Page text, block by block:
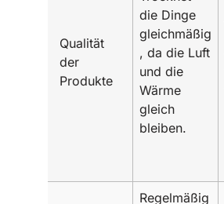
Qualität
der
Produkte
die Dinge
gleichmäßig
, da die Luft
und die
Wärme
gleich
bleiben.
Regelmäßig